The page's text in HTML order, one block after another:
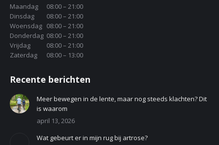
Maandag
08:00 – 21:00
Dinsdag
08:00 – 21:00
Woensdag 08:00 – 21:00
Donderdag 08:00 – 21:00
Vrijdag
08:00 – 21:00
Zaterdag
08:00 – 13:00
Recente berichten
Meer bewegen in de lente, maar nog steeds klachten? Dit
is waarom
april 13, 2026
Wat gebeurt er in mijn rug bij artrose?